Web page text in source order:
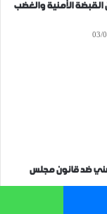
القبضة الأمنية والغضب
03/
ضد قانون مجلس